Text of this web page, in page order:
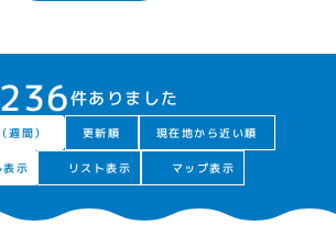
236件ありました
週間） 更新順 現在地から近い順
表示 リスト表示 マップ表示